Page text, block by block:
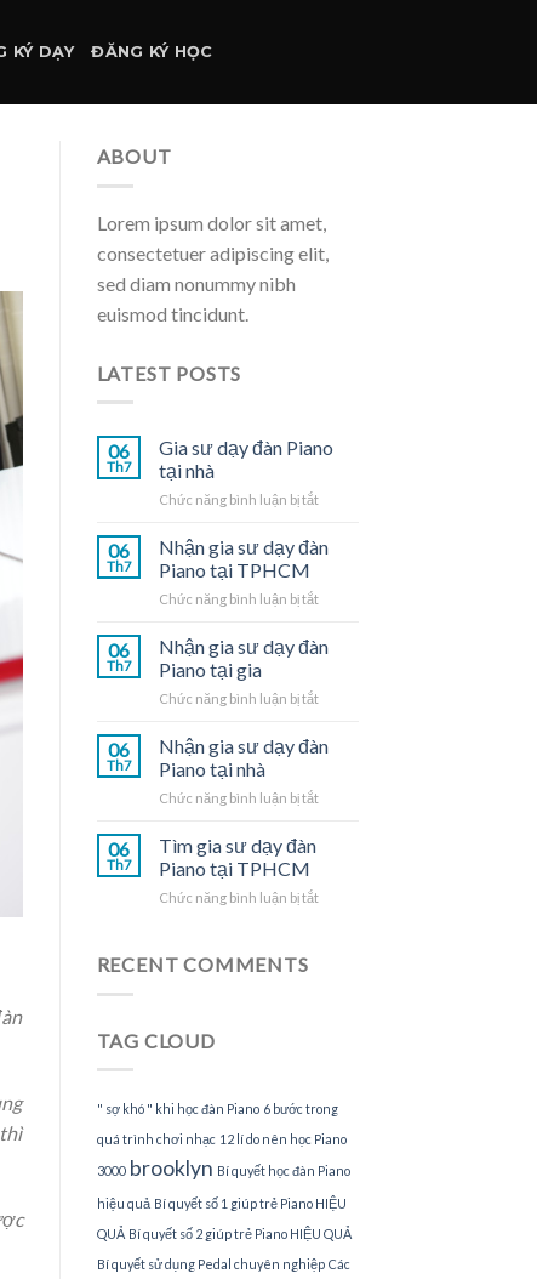
KÝ DẠY ĐĂNG KÝ HỌC
ABOUT
Lorem ipsum dolor sit amet,
consectetuer adipiscing elit,
sed diam nonummy nibh
euismod tincidunt.
LATEST POSTS
06
Th7
Gia sư dạy đàn Piano
tại nhà
Chức năng bình luận bị tắtở
Piano
nhà
06
Th7
Nhận gia sư dạy đàn
Piano tại TPHCM
Chức năng bình luận bị tắtở
đàn
tại
06
Th7
Nhận gia sư dạy đàn
Piano tại gia
Chức năng bình luận bị tắtở
đàn
06
Th7
Nhận gia sư dạy đàn
Piano tại nhà
Chức năng bình luận bị tắtở
đàn
06
Th7
Tìm gia sư dạy đàn
Piano tại TPHCM
Chức năng bình luận bị tắtở
RECENT COMMENTS
TAG CLOUD
" sợ khó " khi học đàn Piano 6 bước trong
quá trình chơi nhạc 12 lí do nên học Piano
3000 brooklyn Bí quyết học đàn Piano
hiệu quả Bí quyết số 1 giúp trẻ Piano HIỆU
QUẢ Bí quyết số 2 giúp trẻ Piano HIỆU QUẢ
Bí quyết sử dụng Pedal chuyên nghiệp Các